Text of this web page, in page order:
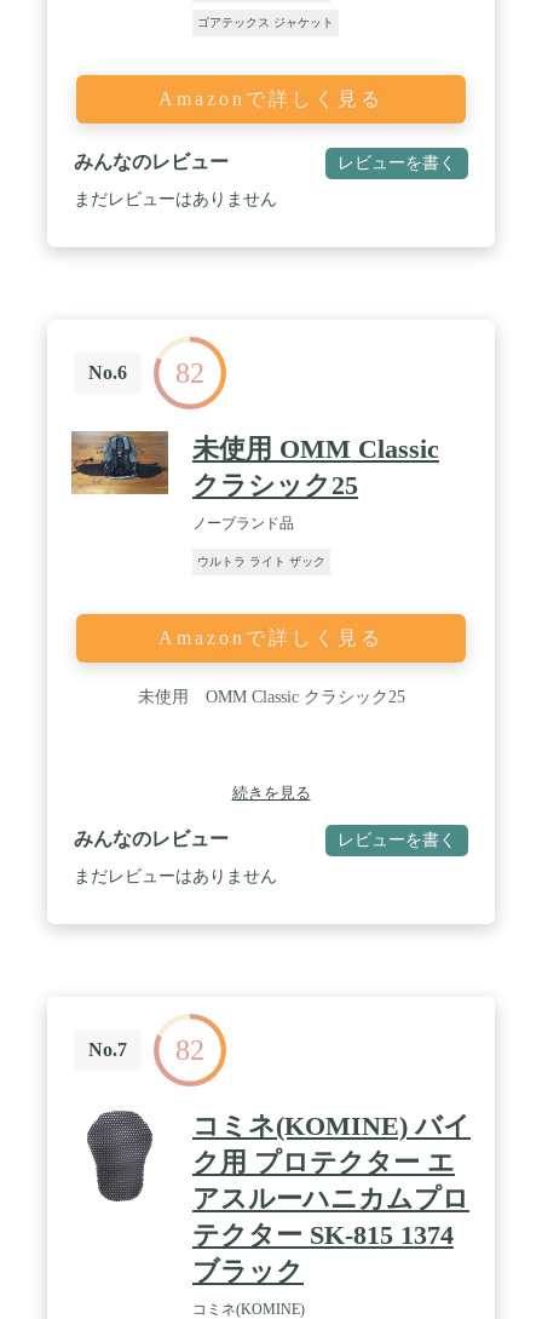
ゴアテックス ジャケット
Amazonで詳しく見る
みんなのレビュー レビューを書く
まだレビューはありません
No.6 82
未使用 OMM Classic
クラシック25
ノーブランド品
ウルトラ ライト ザック
Amazonで詳しく見る
未使用 OMM Classic クラシック25
続きを見る
みんなのレビュー レビューを書く
まだレビューはありません
No.7 82
コミネ(KOMINE) バイ
ク用 プロテクター エ
アスルーハニカムプロ
テクター SK-815 1374
ブラック
コミネ(KOMINE)